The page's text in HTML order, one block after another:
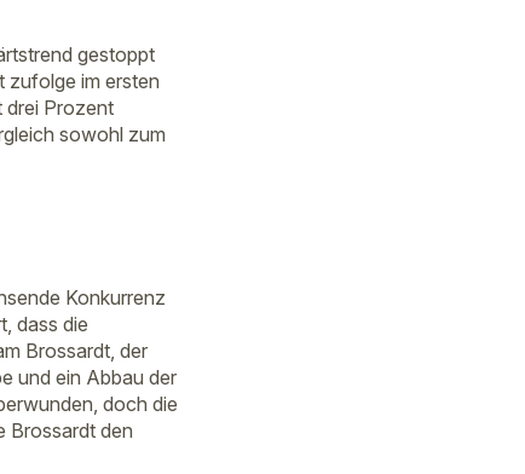
gestoppt
zufolge im ersten
drei Prozent
sowohl zum
Konkurrenz
dass die
Brossardt, der
und ein Abbau der
doch die
Brossardt den